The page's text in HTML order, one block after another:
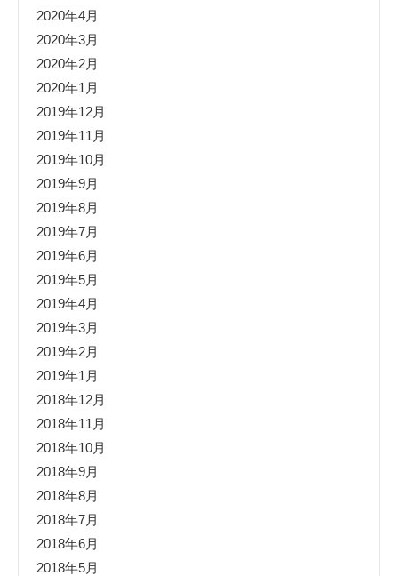
2020年4月
2020年3月
2020年2月
2020年1月
2019年12月
2019年11月
2019年10月
2019年9月
2019年8月
2019年7月
2019年6月
2019年5月
2019年4月
2019年3月
2019年2月
2019年1月
2018年12月
2018年11月
2018年10月
2018年9月
2018年8月
2018年7月
2018年6月
2018年5月